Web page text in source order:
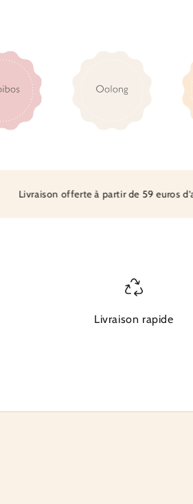
Livraison offerte à partir de 59 euros d’achat
Livraison rapide